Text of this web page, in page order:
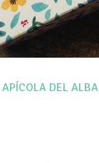
APÍCOLA DEL ALBA